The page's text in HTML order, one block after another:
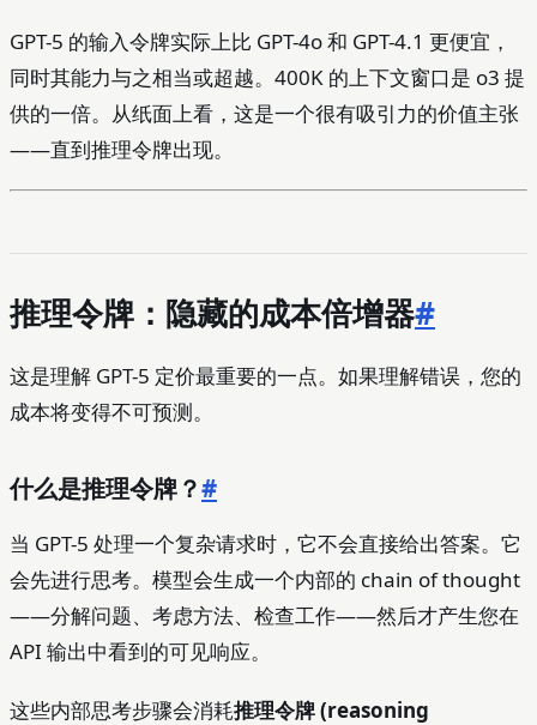
GPT-5 的输入令牌实际上比 GPT-4o 和 GPT-4.1 更便宜，
同时其能力与之相当或超越。400K 的上下文窗口是 o3 提
供的一倍。从纸面上看，这是一个很有吸引力的价值主张
——直到推理令牌出现。
推理令牌：隐藏的成本倍增器#
这是理解 GPT-5 定价最重要的一点。如果理解错误，您的
成本将变得不可预测。
什么是推理令牌？#
当 GPT-5 处理一个复杂请求时，它不会直接给出答案。它
会先进行思考。模型会生成一个内部的 chain of thought
——分解问题、考虑方法、检查工作——然后才产生您在
API 输出中看到的可见响应。
这些内部思考步骤会消耗推理令牌 (reasoning